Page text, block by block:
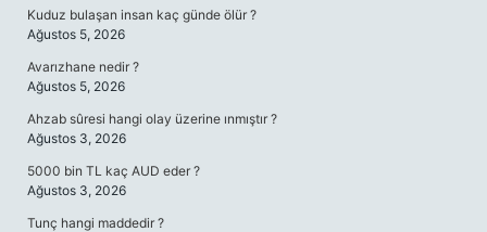
Kuduz bulaşan insan kaç günde ölür ?
Ağustos 5, 2026
Avarızhane nedir ?
Ağustos 5, 2026
Ahzab sûresi hangi olay üzerine ınmıştır ?
Ağustos 3, 2026
5000 bin TL kaç AUD eder ?
Ağustos 3, 2026
Tunç hangi maddedir ?